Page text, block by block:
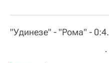
"Удинезе" - "Рома" - 0:4.